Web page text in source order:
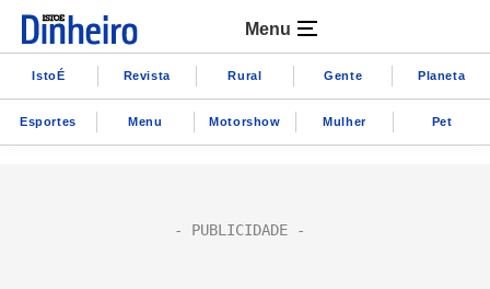
Menu
IstoÉ Revista Rural Gente Planeta
Esportes Menu Motorshow Mulher Pet